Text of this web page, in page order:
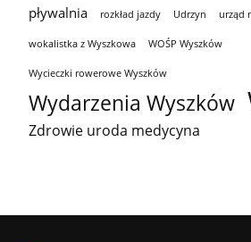
pływalnia rozkład jazdy Udrzyn urząd
wokalistka z Wyszkowa WOŚP Wyszków
Wycieczki rowerowe Wyszków
Wydarzenia Wyszków
Zdrowie uroda medycyna